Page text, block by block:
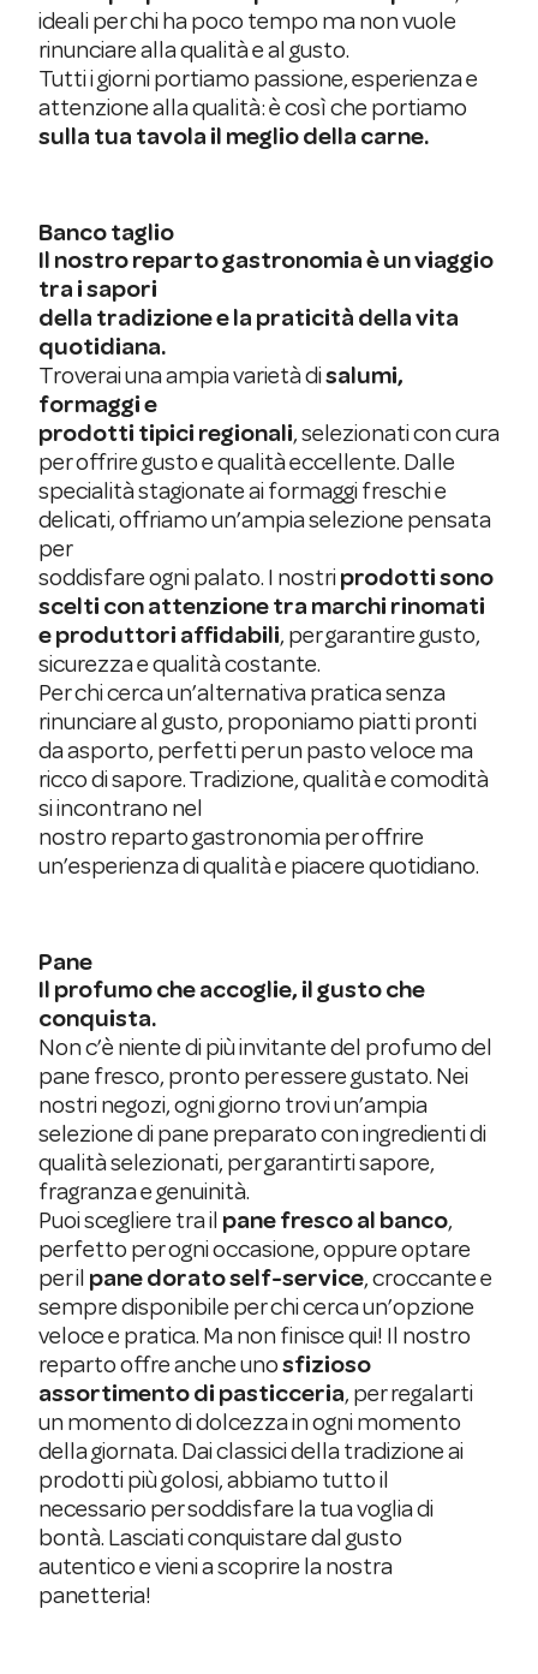
ideali per chi ha poco tempo ma non vuole
rinunciare alla qualità e al gusto.
Tutti i giorni portiamo passione, esperienza e
attenzione alla qualità: è così che portiamo
sulla tua tavola il meglio della carne.
Banco taglio
Il nostro reparto gastronomia è un viaggio
tra i sapori
della tradizione e la praticità della vita
quotidiana.
Troverai una ampia varietà disalumi,
formaggi e
prodotti tipici regionali, selezionati con cura
per offrire gusto e qualità eccellente. Dalle
specialità stagionate ai formaggi freschi e
delicati, offriamo un’ampia selezione pensata
per
soddisfare ogni palato. I nostriprodotti sono
scelti con attenzione tra marchi rinomati
e produttori affidabili, per garantire gusto,
sicurezza e qualità costante.
Per chi cerca un’alternativa pratica senza
rinunciare al gusto, proponiamo piatti pronti
da asporto, perfetti per un pasto veloce ma
ricco di sapore. Tradizione, qualità e comodità
si incontrano nel
nostro reparto gastronomia per offrire
un’esperienza di qualità e piacere quotidiano.
Pane
Il profumo che accoglie, il gusto che
conquista.
Non c’è niente di più invitante del profumo del
pane fresco, pronto per essere gustato. Nei
nostri negozi, ogni giorno trovi un’ampia
selezione di pane preparato con ingredienti di
qualità selezionati, per garantirti sapore,
fragranza e genuinità.
Puoi scegliere tra il pane fresco al banco,
perfetto per ogni occasione, oppure optare
per il pane dorato self-service, croccante e
sempre disponibile per chi cerca un’opzione
veloce e pratica. Ma non finisce qui! Il nostro
reparto offre anche unosfizioso
assortimento di pasticceria, per regalarti
un momento di dolcezza in ogni momento
della giornata. Dai classici della tradizione ai
prodotti più golosi, abbiamo tutto il
necessario per soddisfare la tua voglia di
bontà. Lasciati conquistare dal gusto
autentico e vieni a scoprire la nostra
panetteria!